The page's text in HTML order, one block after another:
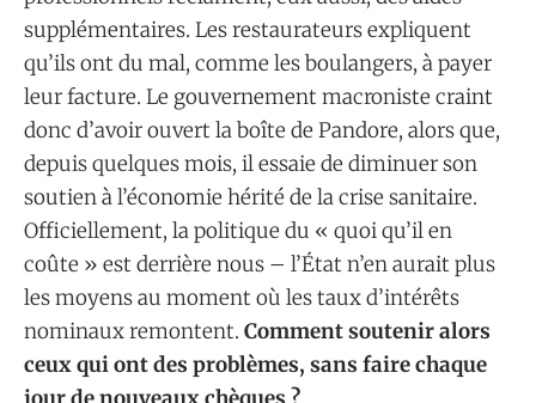
supplémentaires. Les restaurateurs expliquent
qu’ils ont du mal, comme les boulangers, à payer
leur facture. Le gouvernement macroniste craint
donc d’avoir ouvert la boîte de Pandore, alors que,
depuis quelques mois, il essaie de diminuer son
soutien à l’économie hérité de la crise sanitaire.
Officiellement, la politique du « quoi qu’il en
coûte » est derrière nous – l’État n’en aurait plus
les moyens au moment où les taux d’intérêts
nominaux remontent. Comment soutenir alors
ceux qui ont des problèmes, sans faire chaque